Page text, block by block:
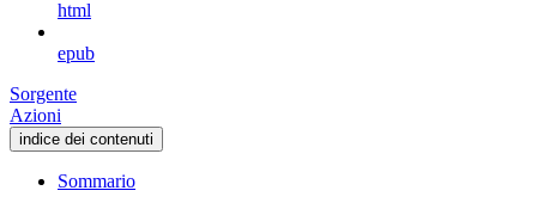
html
epub
Sorgente
Azioni
indice dei contenuti
Sommario